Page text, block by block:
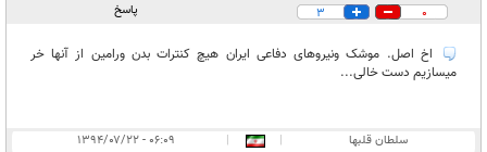
0
3 پاسخ
اخ اصل. موشک ونیروهای دفاعی ایران هیچ کنترات بدن ورامین از آنها خر
میسازیم دست خالی...
سلطان قلبها |
|
۰۶:۰۹ - ۱۳۹۴/۰۷/۲۲